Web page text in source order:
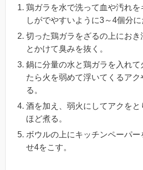
鶏ガラを水で洗って血や汚れ
しがでやすいように3～4個分に
切った鶏ガラをざるの上におき
とかけて臭みを抜く。
鍋に分量の水と鶏ガラを入れて
たら火を弱めて浮いてくるアク
る。
酒を加え、弱火にしてアクを
ほど煮る。
ボウルの上にキッチンペーパ
せ4をこす。